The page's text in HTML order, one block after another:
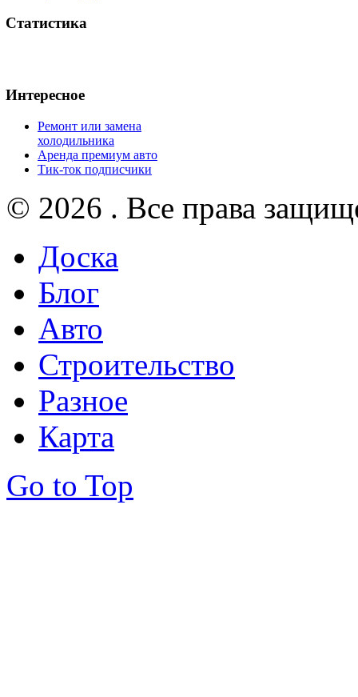
Статистика
Интересное
Ремонт или замена
холодильника
Аренда премиум авто
Тик-ток подписчики
© 2026 . Все права
Доска
Блог
Авто
Строительство
Разное
Карта
Go to Top